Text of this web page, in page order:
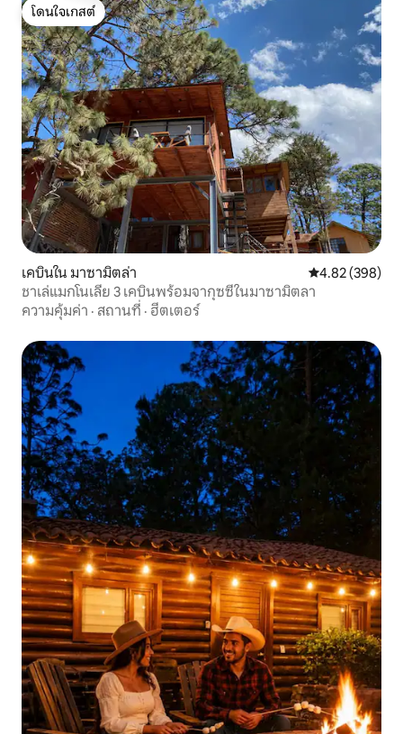
โดนใจเกสต์
โดนใจเกสต์
เคบินใน มาซามิตล่า คะแนนเฉลี่ย
4.82 (398)
ชาเล่แมกโนเลีย 3 เคบินพร้อมจากุซซี่ในมาซามิตลา
ความคุ้มค่า · สถานที่ · ฮีตเตอร์